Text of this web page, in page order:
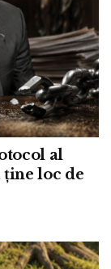
al
loc de